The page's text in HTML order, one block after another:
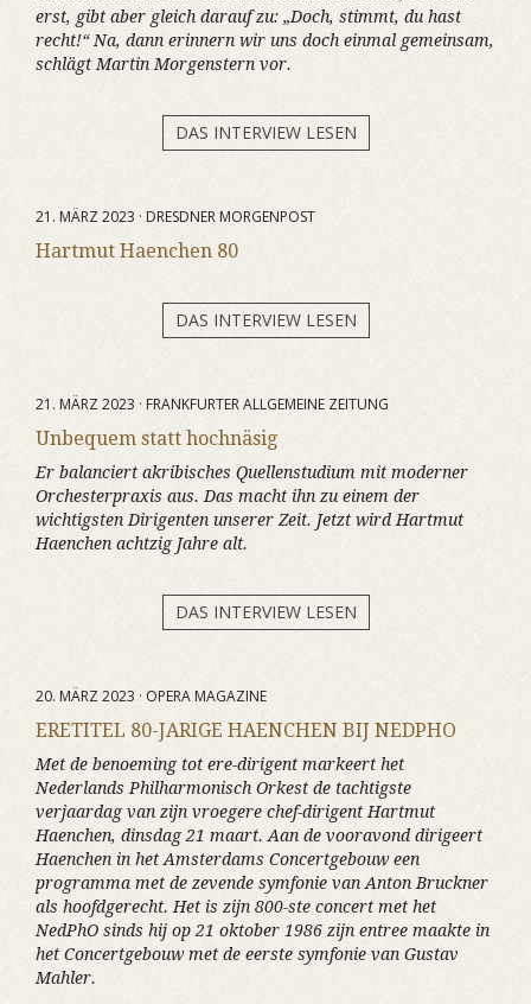
erst, gibt aber gleich darauf zu: „Doch, stimmt, du hast
recht!“ Na, dann erinnern wir uns doch einmal gemeinsam,
schlägt Martin Morgenstern vor.
DAS INTERVIEW LESEN
21. MÄRZ 2023 · DRESDNER MORGENPOST
Hartmut Haenchen 80
DAS INTERVIEW LESEN
21. MÄRZ 2023 · FRANKFURTER ALLGEMEINE ZEITUNG
Unbequem statt hochnäsig
Er balanciert akribisches Quellenstudium mit moderner
Orchesterpraxis aus. Das macht ihn zu einem der
wichtigsten Dirigenten unserer Zeit. Jetzt wird Hartmut
Haenchen achtzig Jahre alt.
DAS INTERVIEW LESEN
20. MÄRZ 2023 · OPERA MAGAZINE
ERETITEL 80-JARIGE HAENCHEN BIJ NEDPHO
Met de benoeming tot ere-dirigent markeert het
Nederlands Philharmonisch Orkest de tachtigste
verjaardag van zijn vroegere chef-dirigent Hartmut
Haenchen, dinsdag 21 maart. Aan de vooravond dirigeert
Haenchen in het Amsterdams Concertgebouw een
programma met de zevende symfonie van Anton Bruckner
als hoofdgerecht. Het is zijn 800-ste concert met het
NedPhO sinds hij op 21 oktober 1986 zijn entree maakte in
het Concertgebouw met de eerste symfonie van Gustav
Mahler.